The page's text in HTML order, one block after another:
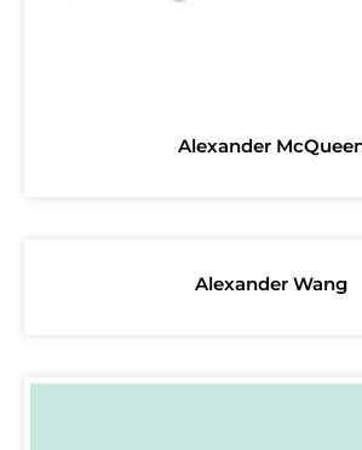
Alexander
Alexander Wang